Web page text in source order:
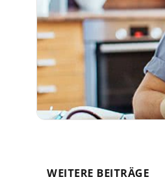
WEITERE BEITRÄGE